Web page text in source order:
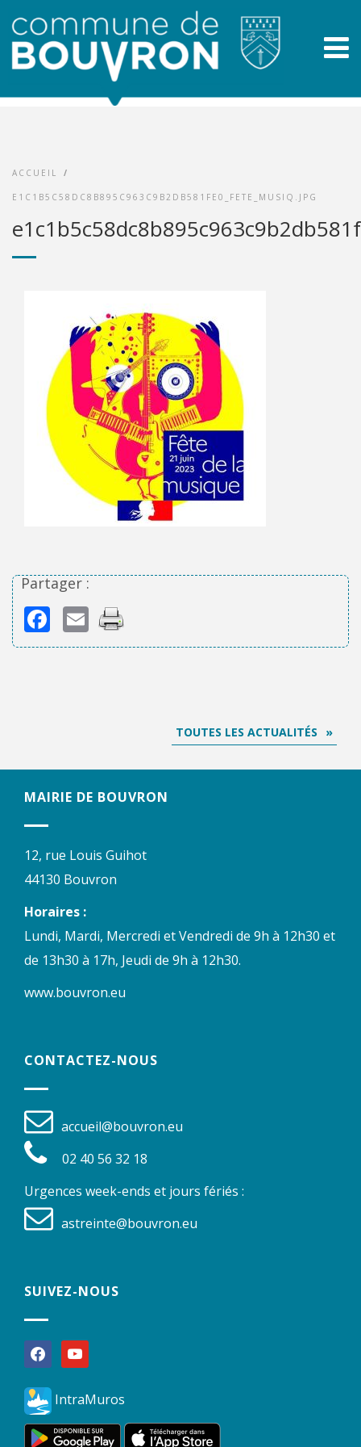
ACCUEIL /
E1C1B5C58DC8B895C963C9B2DB581FE0_FETE_MUSIQ.JPG
Partager :
Facebook
Email
TOUTES LES ACTUALITÉS
MAIRIE DE BOUVRON
12, rue Louis Guihot
44130 Bouvron
Horaires :
Lundi, Mardi, Mercredi et Vendredi de 9h à 12h30 et
de 13h30 à 17h, Jeudi de 9h à 12h30.
www.bouvron.eu
CONTACTEZ-NOUS
accueil@bouvron.eu
02 40 56 32 18
Urgences week-ends et jours fériés :
astreinte@bouvron.eu
SUIVEZ-NOUS
facebookyoutube
IntraMuros